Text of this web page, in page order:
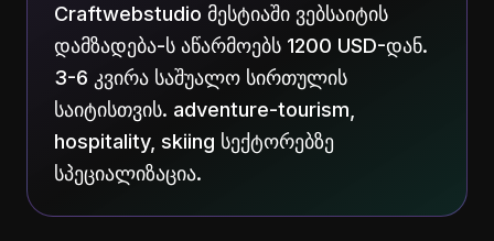
Craftwebstudio მესტიაში ვებსაიტის
დამზადება-ს აწარმოებს 1200 USD-დან.
3-6 კვირა საშუალო სირთულის
საიტისთვის. adventure-tourism,
hospitality, skiing სექტორებზე
სპეციალიზაცია.